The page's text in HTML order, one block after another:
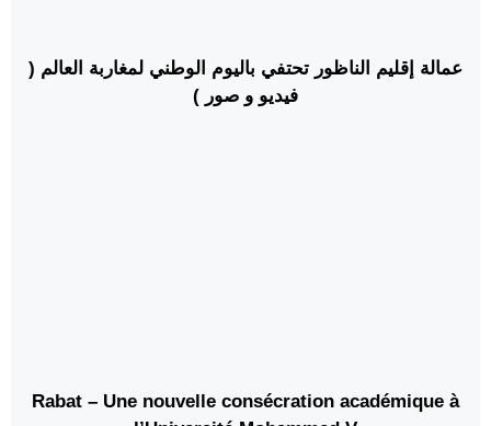
عمالة إقليم الناظور تحتفي باليوم الوطني لمغاربة العالم (
فيديو و صور )
Rabat – Une nouvelle consécration académique à